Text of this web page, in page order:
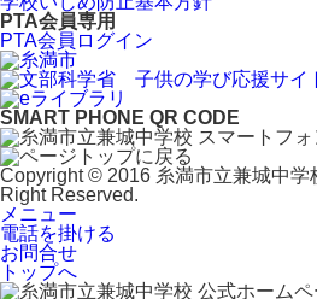
PTA会員専用
PTA会員ログイン
SMART PHONE QR CODE
Copyright © 2016 糸満市立兼城中学
Right Reserved.
メニュー
電話を掛ける
お問合せ
トップへ